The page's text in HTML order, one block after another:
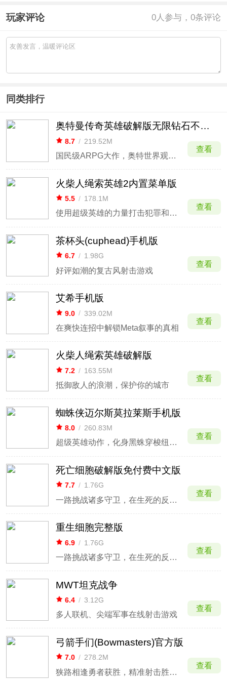
玩家评论 0 人参与，0条评论
同类排行
奥特曼传奇英雄破解版无限钻石不用登录
8.7 / 219.52M
国民级ARPG大作，奥特世界观完美还原
查看
火柴人绳索英雄2内置菜单版
5.5 / 178.1M
使用超级英雄的力量打击犯罪和邪恶
查看
茶杯头(cuphead)手机版
6.7 / 1.98G
好评如潮的复古风射击游戏
查看
艾希手机版
9.0 / 339.02M
在爽快连招中解锁Meta叙事的真相
查看
火柴人绳索英雄破解版
7.2 / 163.55M
抵御敌人的浪潮，保护你的城市
查看
蜘蛛侠迈尔斯莫拉莱斯手机版
8.0 / 260.83M
超级英雄动作，化身黑蛛穿梭纽约高楼。
查看
死亡细胞破解版免付费中文版
7.7 / 1.76G
一路挑战诸多守卫，在生死的反复轮回中探索
查看
重生细胞完整版
6.9 / 1.76G
一路挑战诸多守卫，在生死的反复轮回中探索
查看
MWT坦克战争
6.4 / 3.12G
多人联机、尖端军事在线射击游戏
查看
弓箭手们(Bowmasters)官方版
7.0 / 278.2M
狭路相逢勇者获胜，精准射击胜负即分
查看